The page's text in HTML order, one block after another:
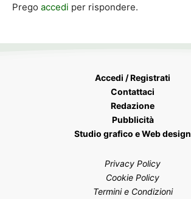
Prego accedi per rispondere.
Accedi / Registrati
Contattaci
Redazione
Pubblicità
Studio grafico e Web design
Privacy Policy
Cookie Policy
Termini e Condizioni